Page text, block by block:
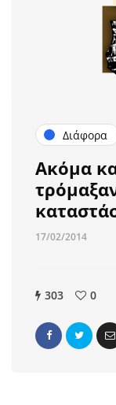
Διάφορα
Aκόμα
17/02/2014
303 0